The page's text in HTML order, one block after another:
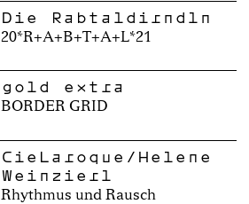
Die Rabtaldirndln
20*R+A+B+T+A+L*21
gold extra
BORDER GRID
CieLaroque/Helene
Weinzierl
Rhythmus und Rausch